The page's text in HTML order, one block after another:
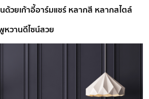
ด้วยเก้าอี้อาร์มแชร์ หลากสี หลากสไตล์
หวานดีไซน์สวย